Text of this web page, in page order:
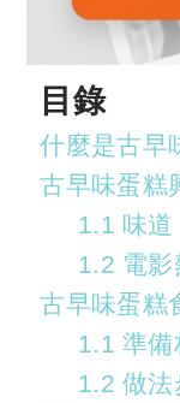
目錄
什麼是古早
古早味蛋糕
1.1 味道
1.2 電影
古早味蛋糕
1.1 準備
1.2 做法